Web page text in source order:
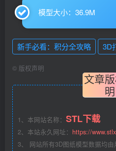
模型大小：36.9M
新手必看：积分全攻略 3D
© 版权声明
文章
明
1、本网站名称： STL下载
2、本站永久网址： https://
3、 网站所有3D图纸模型数据均